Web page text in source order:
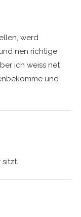
werd
nen richtige
ich weiss net
und
sitzt.